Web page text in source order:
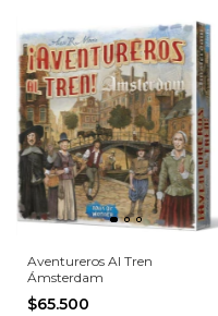
Aventureros Al Tren
Ámsterdam
$65.500